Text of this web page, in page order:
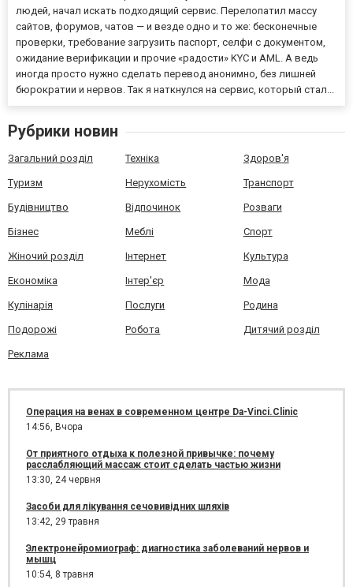
людей, начал искать подходящий сервис. Перелопатил массу
сайтов, форумов, чатов — и везде одно и то же: бесконечные
проверки, требование загрузить паспорт, селфи с документом,
ожидание верификации и прочие «радости» KYC и AML. А ведь
иногда просто нужно сделать перевод анонимно, без лишней
бюрократии и нервов. Так я наткнулся на сервис, который стал...
Рубрики новин
Загальний розділ Техніка Здоров'я
Туризм Нерухомість Транспорт
Будівництво Відпочинок Розваги
Бізнес Меблі Спорт
Жіночий розділ Інтернет Культура
Економіка Інтер'єр Мода
Кулінарія Послуги Родина
Подорожі Робота Дитячий розділ
Реклама
Операция на венах в современном центре Da-Vinci.Clinic
14:56, Вчора
От приятного отдыха к полезной привычке: почему
расслабляющий массаж стоит сделать частью жизни
13:30, 24 червня
Засоби для лікування сечовивідних шляхів
13:42, 29 травня
Электронейромиограф: диагностика заболеваний нервов и
мышц
10:54, 8 травня